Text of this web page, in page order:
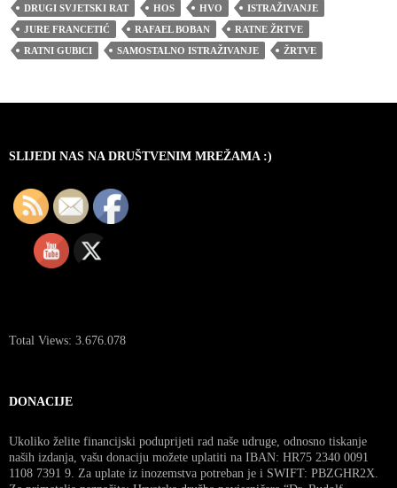
DRUGI SVJETSKI RAT
HOS HVO
ISTRAŽIVANJE
JURE FRANCETIĆ
RAFAEL BOBAN
RATNE ŽRTVE
RATNI GUBICI
SAMOSTALNO ISTRAŽIVANJE ŽRTVE
SLIJEDI NAS NA DRUŠTVENIM MREŽAMA :)
Total Views: 3.676.078
DONACIJE
Ukoliko želite financijski poduprijeti rad naše udruge, odnosno tiskanje
naših izdanja, vašu donaciju možete uplatiti na IBAN: HR75 2340 0091
1108 7391 9. Za uplate iz inozemstva potreban je i SWIFT: PBZGHR2X.